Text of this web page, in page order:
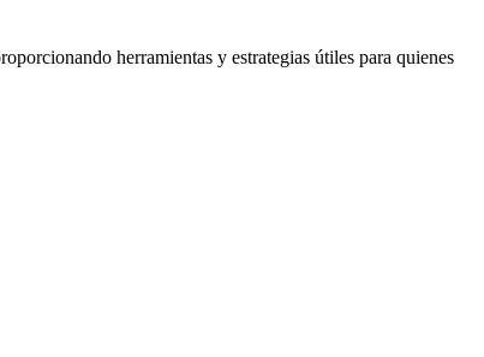
herramientas y estrategias útiles para quienes